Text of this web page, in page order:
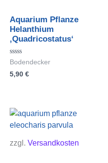
Aquarium Pflanze
Helanthium
‚Quadricostatus‘
Bewertet
0
Bodendecker
5,90 €
zzgl. Versandkosten